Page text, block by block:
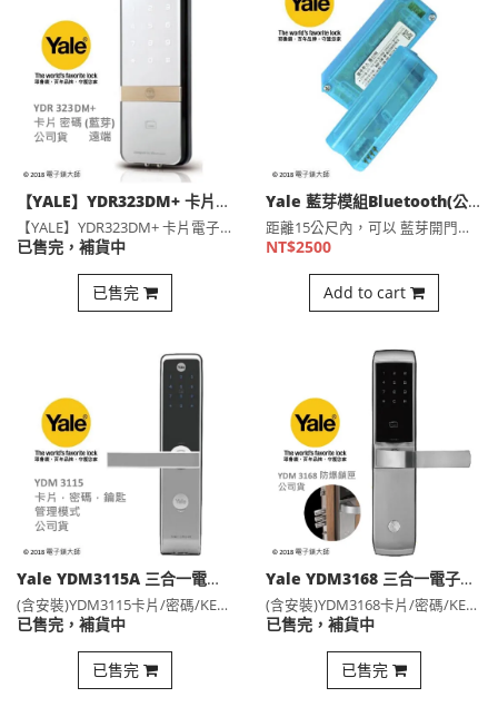
【YALE】YDR323DM+ 卡片電子鎖，輔助鎖 (含安裝)(公司貨)
【YALE】YDR323DM+ 卡片電子鎖，輔助鎖 (含安裝⋯
已售完，補貨中
已售完
Yale 藍芽模組Bluetooth(公司貨)
距離15公尺內，可以 藍芽開門，更改密碼，設定卡片/指紋的名⋯
NT$2500
Add to cart
Yale YDM3115A 三合一電子鎖 熱感觸控卡片密碼鑰匙
(含安裝)YDM3115卡片/密碼/KEY 三合一 【RF⋯
已售完，補貨中
已售完
Yale YDM3168 三合一電子鎖(防爆鎖夾多栓式) 卡片密碼鑰匙
(含安裝)YDM3168卡片/密碼/KEY 三合一 (多栓式⋯
已售完，補貨中
已售完